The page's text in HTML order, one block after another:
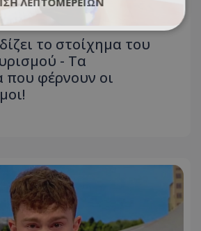
το στοίχημα του
- Τα
που φέρνουν οι